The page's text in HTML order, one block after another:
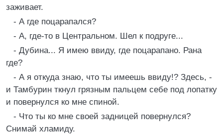
заживает.
- А где поцарапался?
- А, где-то в Центральном. Шел к подруге...
- Дубина... Я имею ввиду, где поцарапано. Рана
где?
- А я откуда знаю, что ты имеешь ввиду!? Здесь, -
и Тамбурин ткнул грязным пальцем себе под лопатку
и повернулся ко мне спиной.
- Что ты ко мне своей задницей повернулся?
Снимай хламиду.